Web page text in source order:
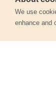
We use
enhance and